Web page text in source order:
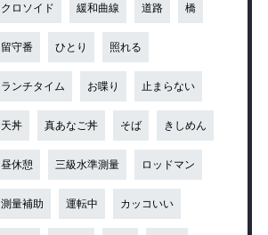
クロソイド 緩和曲線 道路 橋
留守番 ひとり 照れる
ランチタイム お喋り 止まらない
天丼 真あなご丼 そば きしめん
昼休憩 三級水準測量 ロッドマン
測量補助 運転中 カッコいい